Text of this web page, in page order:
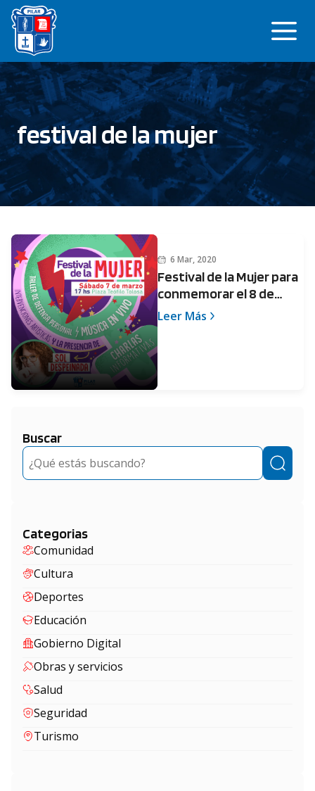
Saltar
contenido
festival de la mujer
6 Mar, 2020
Festival de la Mujer para
conmemorar el 8 de
marzo
Leer Más
Buscar
Buscar
Categorias
Comunidad
Cultura
Deportes
Educación
Gobierno Digital
Obras y servicios
Salud
Seguridad
Turismo